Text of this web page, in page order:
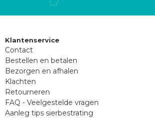
Klantenservice
Contact
Bestellen en betalen
Bezorgen en afhalen
Klachten
Retourneren
FAQ - Veelgestelde vragen
Aanleg tips sierbestrating